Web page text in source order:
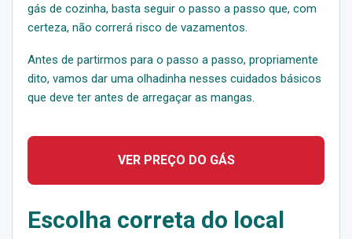
gás de cozinha, basta seguir o passo a passo que, com
certeza, não correrá risco de vazamentos.
Antes de partirmos para o passo a passo, propriamente
dito, vamos dar uma olhadinha nesses cuidados básicos
que deve ter antes de arregaçar as mangas.
VER PREÇO DO GÁS
Escolha correta do local